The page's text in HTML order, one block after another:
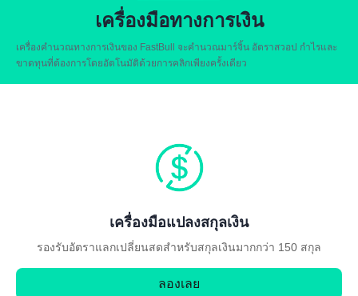
เครื่องมือทางการเงิน
เครื่องคำนวณทางการเงินของ FastBull จะคำนวณมาร์จิ้น อัตราสวอป กำไรและ
ขาดทุนที่ต้องการโดยอัตโนมัติด้วยการคลิกเพียงครั้งเดียว
เครื่องมือแปลงสกุลเงิน
รองรับอัตราแลกเปลี่ยนสดสำหรับสกุลเงินมากกว่า 150 สกุล
ลองเลย